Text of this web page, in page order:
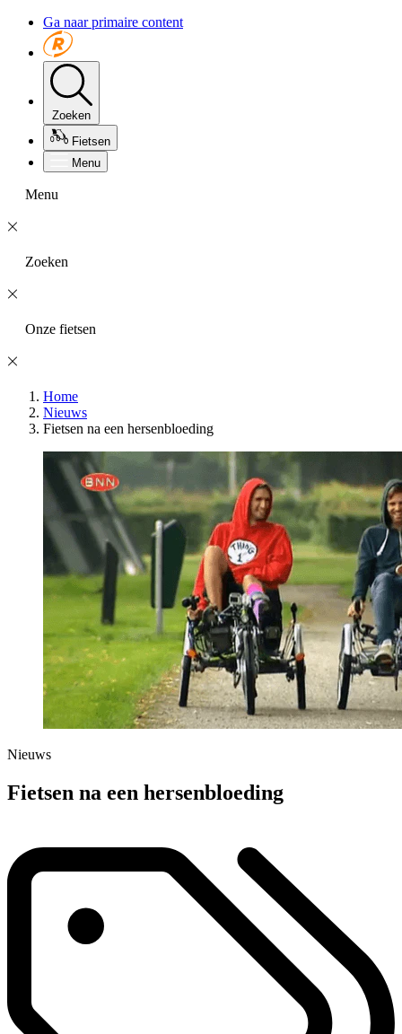
Ga naar primaire content
Zoeken
Fietsen
Menu
Menu
Zoeken
Onze fietsen
Home
Nieuws
Fietsen na een hersenbloeding
Nieuws
Fietsen na een hersenbloeding